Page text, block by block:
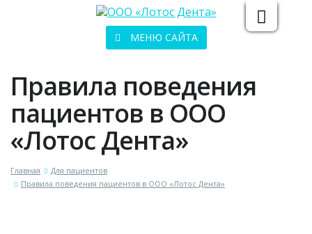
Вкл Изображения:Выкл Размер
МЕНЮ САЙТА
Правила поведения
пациентов в ООО
«Лотос Дента»
Главная
Для пациентов
Правила поведения пациентов в ООО «Лотос Дента»